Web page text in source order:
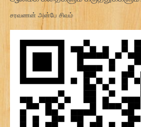
சரவணன் அன்பே சிவம்